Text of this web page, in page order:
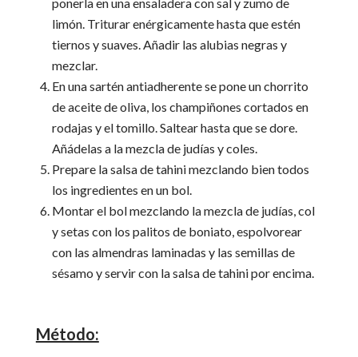
ponerla en una ensaladera con sal y zumo de
limón. Triturar enérgicamente hasta que estén
tiernos y suaves. Añadir las alubias negras y
mezclar.
En una sartén antiadherente se pone un chorrito
de aceite de oliva, los champiñones cortados en
rodajas y el tomillo. Saltear hasta que se dore.
Añádelas a la mezcla de judías y coles.
Prepare la salsa de tahini mezclando bien todos
los ingredientes en un bol.
Montar el bol mezclando la mezcla de judías, col
y setas con los palitos de boniato, espolvorear
con las almendras laminadas y las semillas de
sésamo y servir con la salsa de tahini por encima.
Método: